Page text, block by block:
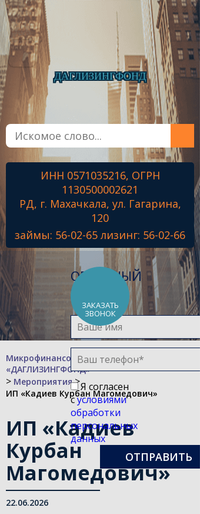
ДАГЛИЗИНГФОНД
Главная
О фонде
Микрозаймы
Лизинг
Наши проекты
Знамя Победы
Наши ветераны
ИНН 0571035216, ОГРН
1130500002621
РД, г. Махачкала, ул. Гагарина,
120
займы: 56-02-65 лизинг: 56-02-66
ЗАКАЗАТЬ
ЗВОНОК
ОБРАТНЫЙ
ЗВОНОК
Я согласен
сусловиями
обработки
персональных
данных
Микрофинансовая компания
«ДАГЛИЗИНГФОНД»
> Мероприятия>
ИП «Кадиев Курбан Магомедович»
ИП «Кадиев
Курбан
Магомедович»
22.06.2026